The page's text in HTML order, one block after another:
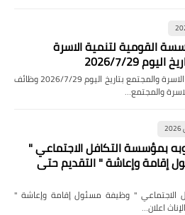
القومية لتنمية الاسرة
2026/7/29
وظائف المؤسسة القومية لتنمية الاسرة والمجتمع بتاريخ اليوم 2026/7/29 وظائف
والمجتمع…
بمؤسسة التكافل الاجتماعي "
إقامة وإعاشة " التقديم حتى
الاجتماعي " وظيفة مسئول إقامة وإعاشة "